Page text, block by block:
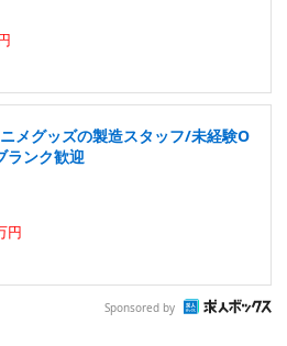
メグッズの製造スタッフ/未経験O
ランク歓迎
円
Sponsored by